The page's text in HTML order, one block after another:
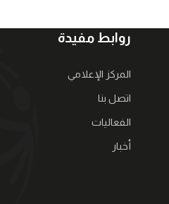
روابط مفيدة
المركز الإعلامي
اتصل بنا
الفعاليات
أخبار